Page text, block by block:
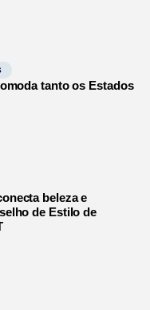
tanto os Estados
beleza e
de Estilo de